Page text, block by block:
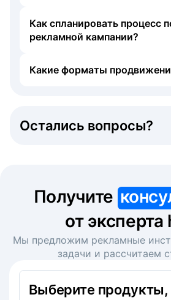
Как спланировать процесс
рекламной кампании?
Какие форматы
Остались вопросы?
Получите
от эксперта
Мы предложим рекламные
задачи и рассчитаем
Выберите